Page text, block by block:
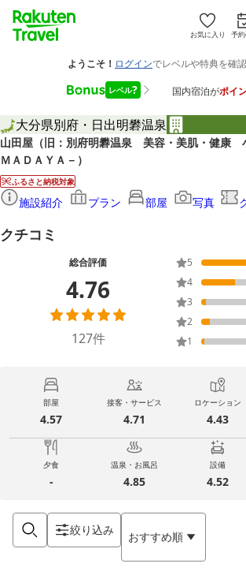
お気に入り 予
大分県別府・日出明礬温泉
山田屋（旧：別府明礬温泉 美容・美肌・健康
ＭＡＤＡＹＡ－）
ふるさと納税対象
施設紹介 プラン 部屋 写真
クチコミ
総合評価
4.76
127件
5
4
3
2
1
部屋
4.57
接客・サービス
4.71
ロケーション
4.43
夕食
-
温泉・お風呂
4.85
設備
4.52
絞り込み おすすめ順